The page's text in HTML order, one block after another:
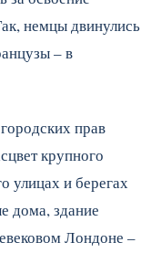
немцы двинулись
– в
прав
крупного
улицах и берегах
дома, здание
Лондоне –